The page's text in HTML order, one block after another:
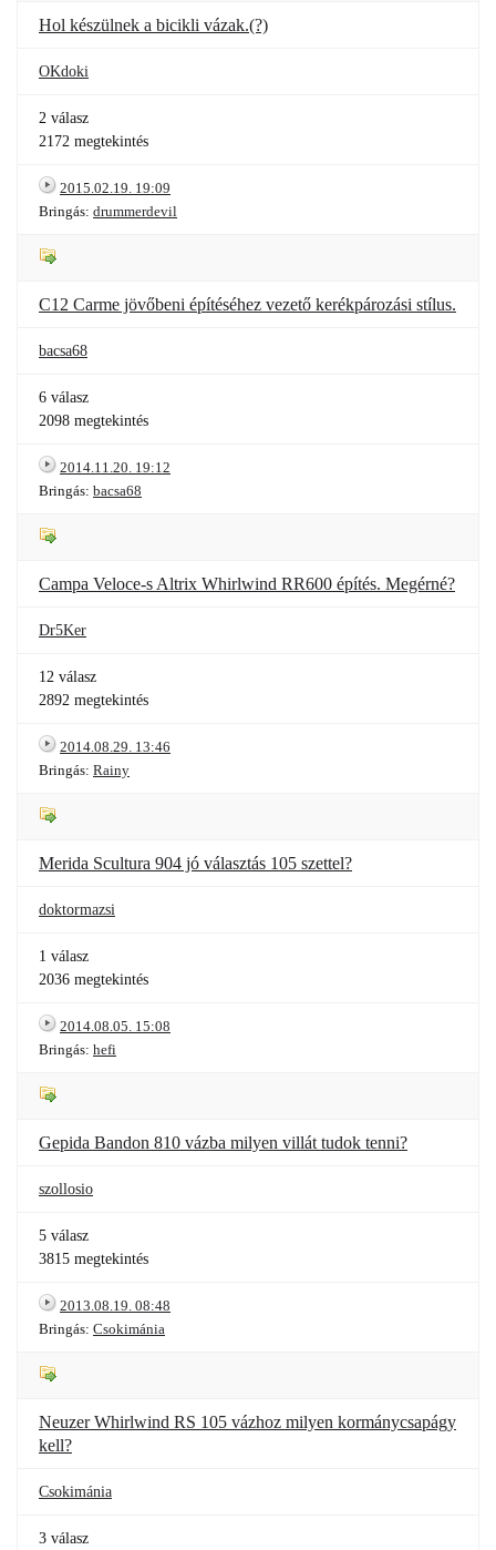
Hol készülnek a bicikli vázak.(?)
OKdoki
2 válasz
2172 megtekintés
2015.02.19. 19:09
Bringás: drummerdevil
C12 Carme jövőbeni építéséhez vezető kerékpározási stílus.
bacsa68
6 válasz
2098 megtekintés
2014.11.20. 19:12
Bringás: bacsa68
Campa Veloce-s Altrix Whirlwind RR600 építés. Megérné?
Dr5Ker
12 válasz
2892 megtekintés
2014.08.29. 13:46
Bringás: Rainy
Merida Scultura 904 jó választás 105 szettel?
doktormazsi
1 válasz
2036 megtekintés
2014.08.05. 15:08
Bringás: hefi
Gepida Bandon 810 vázba milyen villát tudok tenni?
szollosio
5 válasz
3815 megtekintés
2013.08.19. 08:48
Bringás: Csokimánia
Neuzer Whirlwind RS 105 vázhoz milyen kormánycsapágy
kell?
Csokimánia
3 válasz